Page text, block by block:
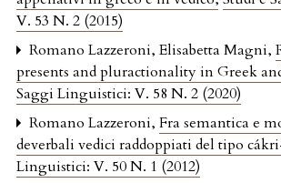
V. 53 N. 2 (2015)
Romano Lazzeroni, Elisabetta Magni,
presents and pluractionality in Greek
Saggi Linguistici: V. 58 N. 2 (2020)
Romano Lazzeroni, Fra semantica e
deverbali vedici raddoppiati del tipo
Linguistici: V. 50 N. 1 (2012)